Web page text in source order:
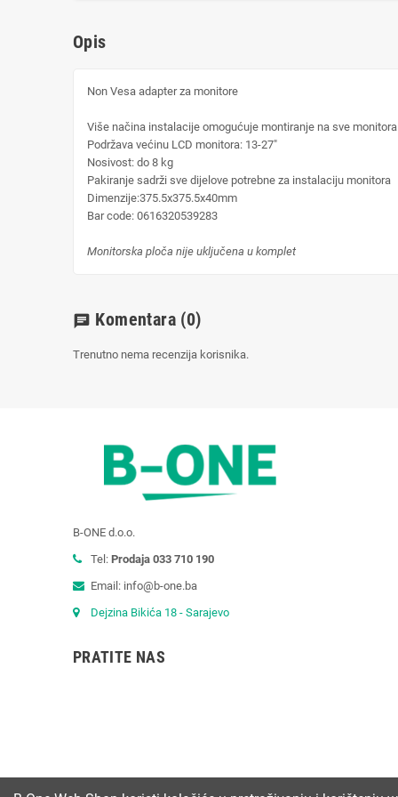
Opis
Non Vesa adapter za monitore
Više načina instalacije omogućuje montiranje na sve
Podržava većinu LCD monitora: 13-27"
Nosivost: do 8 kg
Pakiranje sadrži sve dijelove potrebne za instalaciju monitora
Dimenzije:375.5x375.5x40mm
Bar code: 0616320539283
Monitorska ploča nije uključena u komplet
chat Komentara (0)
Trenutno nema recenzija korisnika.
B-ONE d.o.o.
Tel: Prodaja 033 710 190
Email: info@b-one.ba
Dejzina Bikića 18 - Sarajevo
PRATITE NAS